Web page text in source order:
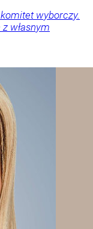
wyborczy.
własnym